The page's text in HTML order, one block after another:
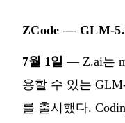
ZCode — GLM-
7월 1일 — Z.ai는
용할 수 있는
를 출시했다.